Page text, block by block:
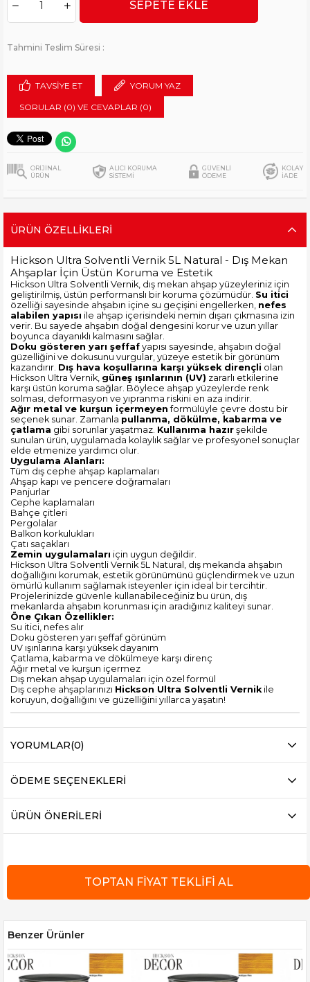
Tahmini Teslim Süresi :
TAVSIYE ET YORUM YAZ
SORULAR (0) VE CEVAPLAR (0)
ORİJİNAL
ÜRÜN
ALICI KORUMA
SİSTEMİ
GÜVENLİ
ÖDEME
KOLAY
İADE
ÜRÜN ÖZELLIKLERI
Hickson Ultra Solventli Vernik 5L Natural - Dış Mekan
Ahşaplar İçin Üstün Koruma ve Estetik
Hickson Ultra Solventli Vernik, dış mekan ahşap yüzeyleriniz için
geliştirilmiş, üstün performanslı bir koruma çözümüdür. Su itici
özelliği sayesinde ahşabın içine su geçişini engellerken, nefes
alabilen yapısı ile ahşap içerisindeki nemin dışarı çıkmasına izin
verir. Bu sayede ahşabın doğal dengesini korur ve uzun yıllar
boyunca dayanıklı kalmasını sağlar.
Doku gösteren yarı şeffaf yapısı sayesinde, ahşabın doğal
güzelliğini ve dokusunu vurgular, yüzeye estetik bir görünüm
kazandırır. Dış hava koşullarına karşı yüksek dirençli olan
Hickson Ultra Vernik, güneş ışınlarının (UV) zararlı etkilerine
karşı üstün koruma sağlar. Böylece ahşap yüzeylerde renk
solması, deformasyon ve yıpranma riskini en aza indirir.
Ağır metal ve kurşun içermeyen formülüyle çevre dostu bir
seçenek sunar. Zamanla pullanma, dökülme, kabarma ve
çatlama gibi sorunlar yaşatmaz. Kullanıma hazır şekilde
sunulan ürün, uygulamada kolaylık sağlar ve profesyonel sonuçlar
elde etmenize yardımcı olur.
Uygulama Alanları:
Tüm dış cephe ahşap kaplamaları
Ahşap kapı ve pencere doğramaları
Panjurlar
Cephe kaplamaları
Bahçe çitleri
Pergolalar
Balkon korkulukları
Çatı saçakları
Zemin uygulamaları için uygun değildir.
Hickson Ultra Solventli Vernik 5L Natural, dış mekanda ahşabın
doğallığını korumak, estetik görünümünü güçlendirmek ve uzun
ömürlü kullanım sağlamak isteyenler için ideal bir tercihtir.
Projelerinizde güvenle kullanabileceğiniz bu ürün, dış
mekanlarda ahşabın korunması için aradığınız kaliteyi sunar.
Öne Çıkan Özellikler:
Su itici, nefes alır
Doku gösteren yarı şeffaf görünüm
UV ışınlarına karşı yüksek dayanım
Çatlama, kabarma ve dökülmeye karşı direnç
Ağır metal ve kurşun içermez
Dış mekan ahşap uygulamaları için özel formül
Dış cephe ahşaplarınızı Hickson Ultra Solventli Vernik ile
koruyun, doğallığını ve güzelliğini yıllarca yaşatın!
YORUMLAR(0)
ÖDEME SEÇENEKLERI
ÜRÜN ÖNERILERI
Benzer Ürünler